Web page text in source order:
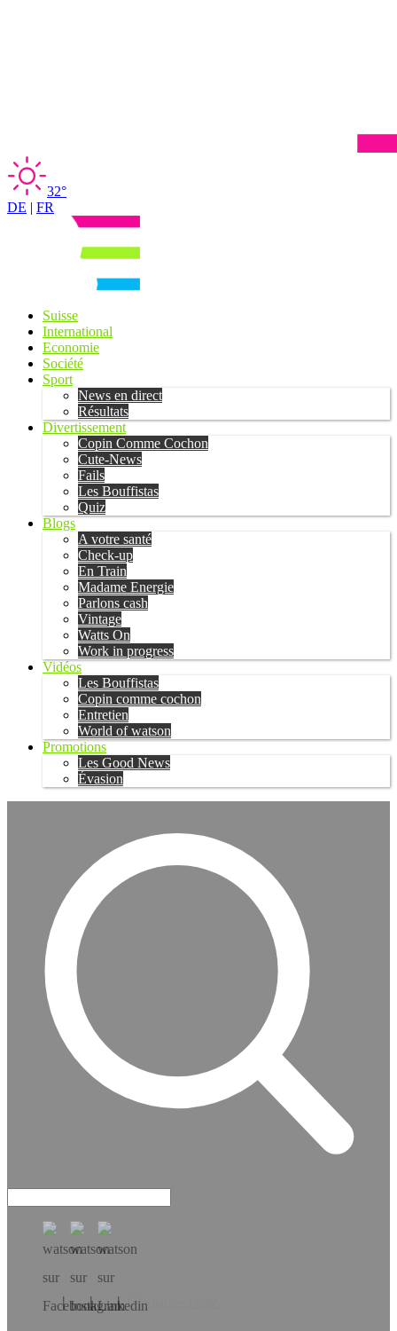
32°
DE | FR
Suisse
International
Economie
Société
Sport
News en direct
Résultats
Divertissement
Copin Comme Cochon
Cute-News
Fails
Les Bouffistas
Quiz
Blogs
A votre santé
Check-up
En Train
Madame Energie
Parlons cash
Vintage
Watts On
Work in progress
Vidéos
Les Bouffistas
Copin comme cochon
Entretien
World of watson
Promotions
Les Good News
Évasion
Téléchargez l’app!